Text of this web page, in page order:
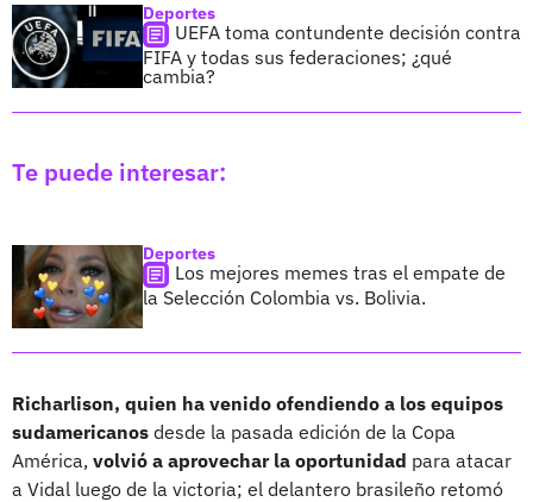
Deportes
UEFA toma contundente decisión contra
FIFA y todas sus federaciones; ¿qué
cambia?
Te puede interesar:
Deportes
Los mejores memes tras el empate de
la Selección Colombia vs. Bolivia.
Richarlison, quien ha venido ofendiendo a los equipos
sudamericanos desde la pasada edición de la Copa
América, volvió a aprovechar la oportunidad para atacar
a Vidal luego de la victoria; el delantero brasileño retomó